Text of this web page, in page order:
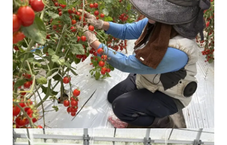
農家さんによるトマトの説明